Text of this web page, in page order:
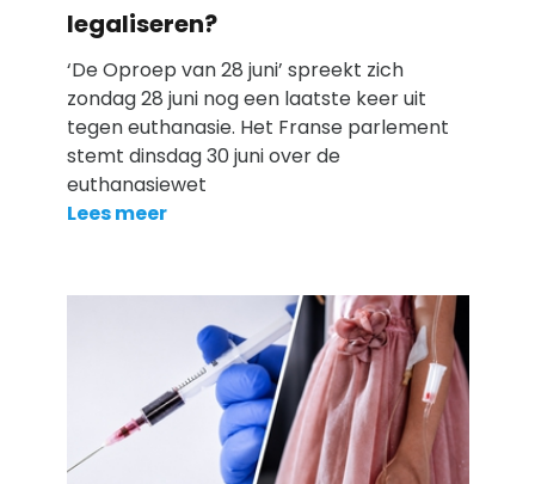
legaliseren?
‘De Oproep van 28 juni’ spreekt zich
zondag 28 juni nog een laatste keer uit
tegen euthanasie. Het Franse parlement
stemt dinsdag 30 juni over de
euthanasiewet
Lees meer